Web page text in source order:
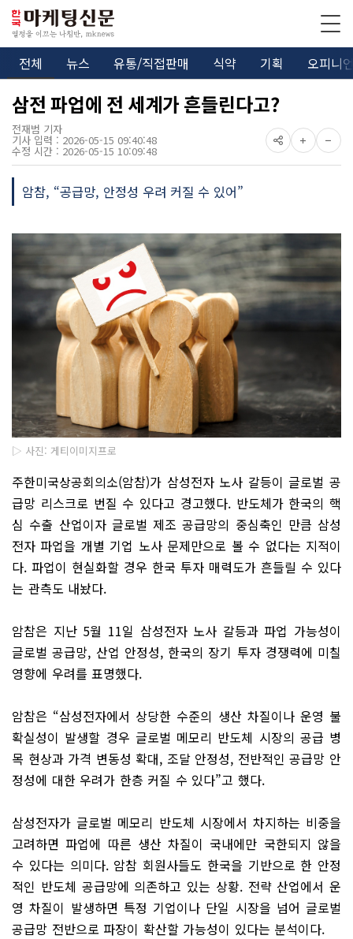
전체 뉴스 유통/직접판매 식약 기획 오피니
삼전 파업에 전 세계가 흔들린다고?
전재범 기자
기사 입력 : 2026-05-15 09:40:48
수정 시간 : 2026-05-15 10:09:48
암참, “공급망, 안정성 우려 커질 수 있어”
▷ 사진: 게티이미지프로
주한미국상공회의소(암참)가 삼성전자 노사 갈등이 글로벌 공
급망 리스크로 번질 수 있다고 경고했다. 반도체가 한국의 핵
심 수출 산업이자 글로벌 제조 공급망의 중심축인 만큼 삼성
전자 파업을 개별 기업 노사 문제만으로 볼 수 없다는 지적이
다. 파업이 현실화할 경우 한국 투자 매력도가 흔들릴 수 있다
는 관측도 내놨다.
암참은 지난 5월 11일 삼성전자 노사 갈등과 파업 가능성이
글로벌 공급망, 산업 안정성, 한국의 장기 투자 경쟁력에 미칠
영향에 우려를 표명했다.
암참은 “삼성전자에서 상당한 수준의 생산 차질이나 운영 불
확실성이 발생할 경우 글로벌 메모리 반도체 시장의 공급 병
목 현상과 가격 변동성 확대, 조달 안정성, 전반적인 공급망 안
정성에 대한 우려가 한층 커질 수 있다”고 했다.
삼성전자가 글로벌 메모리 반도체 시장에서 차지하는 비중을
고려하면 파업에 따른 생산 차질이 국내에만 국한되지 않을
수 있다는 의미다. 암참 회원사들도 한국을 기반으로 한 안정
적인 반도체 공급망에 의존하고 있는 상황. 전략 산업에서 운
영 차질이 발생하면 특정 기업이나 단일 시장을 넘어 글로벌
공급망 전반으로 파장이 확산할 가능성이 있다는 분석이다.